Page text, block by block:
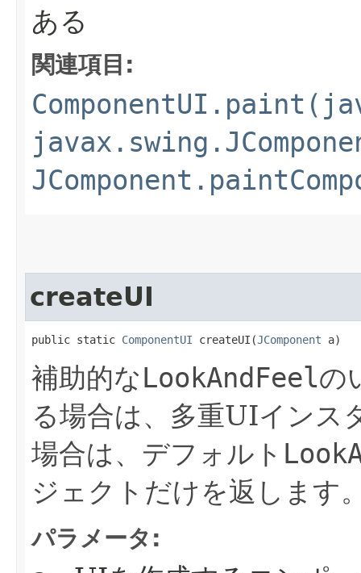
ある
関連項目:
createUI
public static ComponentUI createUI​(JComponent a)
補助的なLookAndFeelの
る場合は、多重UIインス
場合は、デフォルト
ジェクトだけを返します
パラメータ: